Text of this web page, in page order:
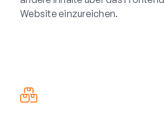
Website einzureichen.